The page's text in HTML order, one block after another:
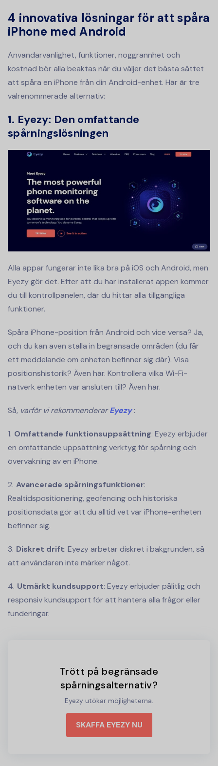
4 innovativa lösningar för att spåra
iPhone med Android
Användarvänlighet, funktioner, noggrannhet och
kostnad bör alla beaktas när du väljer det bästa sättet
att spåra en iPhone från din Android-enhet. Här är tre
välrenommerade alternativ:
1. Eyezy: Den omfattande
spårningslösningen
Alla appar fungerar inte lika bra på iOS och Android, men
Eyezy gör det. Efter att du har installerat appen kommer
du till kontrollpanelen, där du hittar alla tillgängliga
funktioner.
Spåra iPhone-position från Android och vice versa? Ja,
och du kan även ställa in begränsade områden (du får
ett meddelande om enheten befinner sig där). Visa
positionshistorik? Även här. Kontrollera vilka Wi-Fi-
nätverk enheten var ansluten till? Även här.
Så, varför vi rekommenderarEyezy :
Omfattande funktionsuppsättning: Eyezy erbjuder
en omfattande uppsättning verktyg för spårning och
övervakning av en iPhone.
Avancerade spårningsfunktioner:
Realtidspositionering, geofencing och historiska
positionsdata gör att du alltid vet var iPhone-enheten
befinner sig.
Diskret drift: Eyezy arbetar diskret i bakgrunden, så
att användaren inte märker något.
Utmärkt kundsupport: Eyezy erbjuder pålitlig och
responsiv kundsupport för att hantera alla frågor eller
funderingar.
Trött på begränsade
spårningsalternativ?
Eyezy utökar möjligheterna.
SKAFFA EYEZY NU